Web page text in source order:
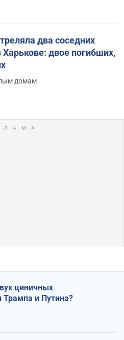
два соседних
двое погибших,
домам
циничных
Трампа и Путина?